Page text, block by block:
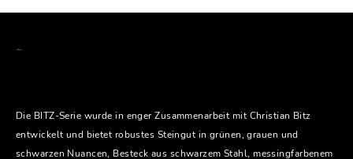
Die BITZ-Serie wurde in enger Zusammenarbeit mit Christian Bitz
entwickelt und bietet robustes Steingut in grünen, grauen und
schwarzen Nuancen, Besteck aus schwarzem Stahl, messingfarbenem